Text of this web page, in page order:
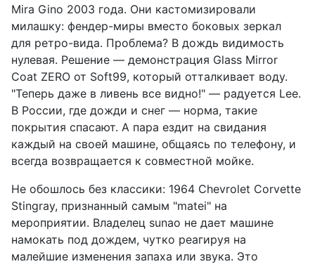
Mira Gino 2003 года. Они кастомизировали
милашку: фендер-миры вместо боковых зеркал
для ретро-вида. Проблема? В дождь видимость
нулевая. Решение — демонстрация Glass Mirror
Coat ZERO от Soft99, который отталкивает воду.
"Теперь даже в ливень все видно!" — радуется Lee.
В России, где дожди и снег — норма, такие
покрытия спасают. А пара ездит на свидания
каждый на своей машине, общаясь по телефону, и
всегда возвращается к совместной мойке.
Не обошлось без классики: 1964 Chevrolet Corvette
Stingray, признанный самым "matei" на
мероприятии. Владелец sunao не дает машине
намокать под дождем, чутко реагируя на
малейшие изменения запаха или звука. Это